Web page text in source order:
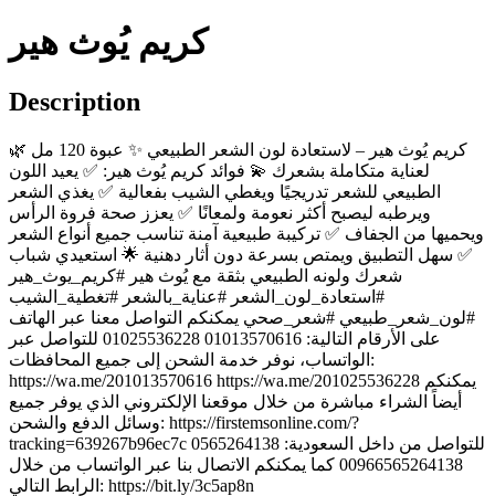
كريم يُوث هير
Description
🌿 كريم يُوث هير – لاستعادة لون الشعر الطبيعي ✨ عبوة 120 مل
لعناية متكاملة بشعرك 💫 فوائد كريم يُوث هير: ✅ يعيد اللون
الطبيعي للشعر تدريجيًا ويغطي الشيب بفعالية ✅ يغذي الشعر
ويرطبه ليصبح أكثر نعومة ولمعانًا ✅ يعزز صحة فروة الرأس
ويحميها من الجفاف ✅ تركيبة طبيعية آمنة تناسب جميع أنواع الشعر
✅ سهل التطبيق ويمتص بسرعة دون أثار دهنية 🌟 استعيدي شباب
شعرك ولونه الطبيعي بثقة مع يُوث هير #كريم_يوث_هير
#استعادة_لون_الشعر #عناية_بالشعر #تغطية_الشيب
#لون_شعر_طبيعي #شعر_صحي يمكنكم التواصل معنا عبر الهاتف
على الأرقام التالية: 01013570616 01025536228 للتواصل عبر
الواتساب، نوفر خدمة الشحن إلى جميع المحافظات:
https://wa.me/201013570616 https://wa.me/201025536228 يمكنكم
أيضاً الشراء مباشرة من خلال موقعنا الإلكتروني الذي يوفر جميع
وسائل الدفع والشحن: https://firstemsonline.com/?
tracking=639267b96ec7c للتواصل من داخل السعودية: 0565264138
00966565264138 كما يمكنكم الاتصال بنا عبر الواتساب من خلال
الرابط التالي: https://bit.ly/3c5ap8n